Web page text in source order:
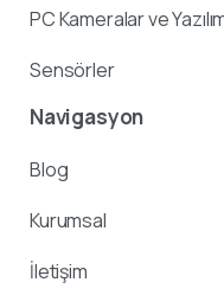
PC Kameralar ve
Sensörler
Navigasyon
Blog
Kurumsal
İletişim